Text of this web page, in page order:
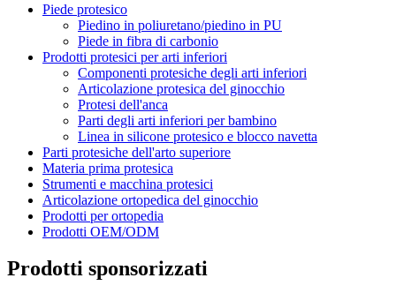
Piede protesico
Piedino in poliuretano/piedino in PU
Piede in fibra di carbonio
Prodotti protesici per arti inferiori
Componenti protesiche degli arti inferiori
Articolazione protesica del ginocchio
Protesi dell'anca
Parti degli arti inferiori per bambino
Linea in silicone protesico e blocco navetta
Parti protesiche dell'arto superiore
Materia prima protesica
Strumenti e macchina protesici
Articolazione ortopedica del ginocchio
Prodotti per ortopedia
Prodotti OEM/ODM
Prodotti sponsorizzati